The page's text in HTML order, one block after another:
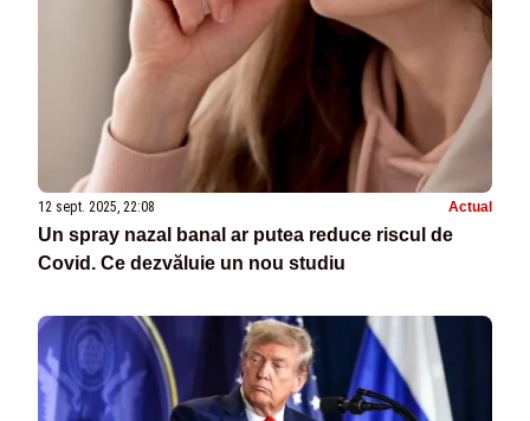
12 sept. 2025, 22:08 Actual
Un spray nazal banal ar putea reduce riscul de
Covid. Ce dezvăluie un nou studiu